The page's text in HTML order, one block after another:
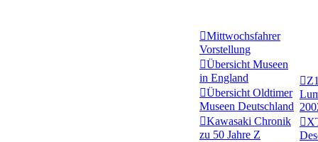
Mittwochsfahrer
Vorstellung
Übersicht Museen
in England
Übersicht Oldtimer
Museen Deutschland
Kawasaki Chronik
zu 50 Jahre Z